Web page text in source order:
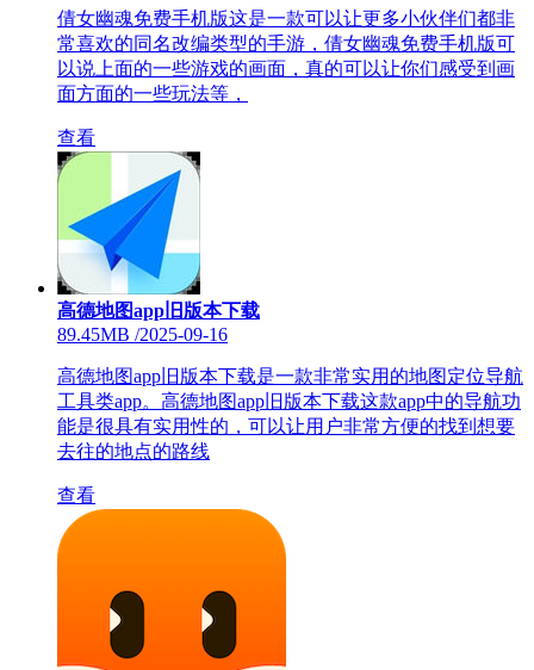
倩女幽魂免费手机版这是一款可以让更多小伙伴们都非
常喜欢的同名改编类型的手游，倩女幽魂免费手机版可
以说上面的一些游戏的画面，真的可以让你们感受到画
面方面的一些玩法等，
查看
高德地图app旧版本下载
89.45MB /2025-09-16
高德地图app旧版本下载是一款非常实用的地图定位导航
工具类app。高德地图app旧版本下载这款app中的导航功
能是很具有实用性的，可以让用户非常方便的找到想要
去往的地点的路线
查看